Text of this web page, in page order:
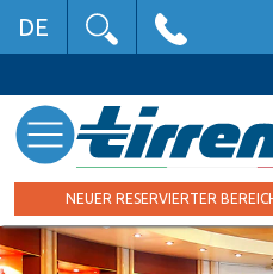
DE
NEUER RESERVIERTER